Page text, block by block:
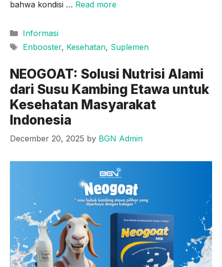
bahwa kondisi … Read more
Categories
Informasi
Tags
Enbooster, Kesehatan, Suplemen
NEOGOAT: Solusi Nutrisi Alami
dari Susu Kambing Etawa untuk
Kesehatan Masyarakat
Indonesia
December 20, 2025 by BGN Admin